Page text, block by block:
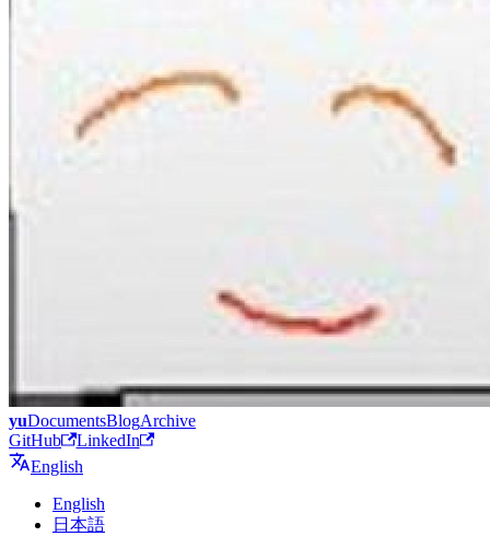
yuDocumentsBlogArchive
GitHub
LinkedIn
English
English
日本語